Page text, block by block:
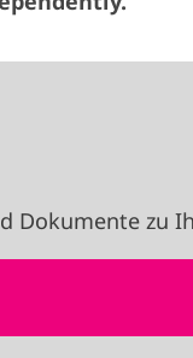
Dokumente zu